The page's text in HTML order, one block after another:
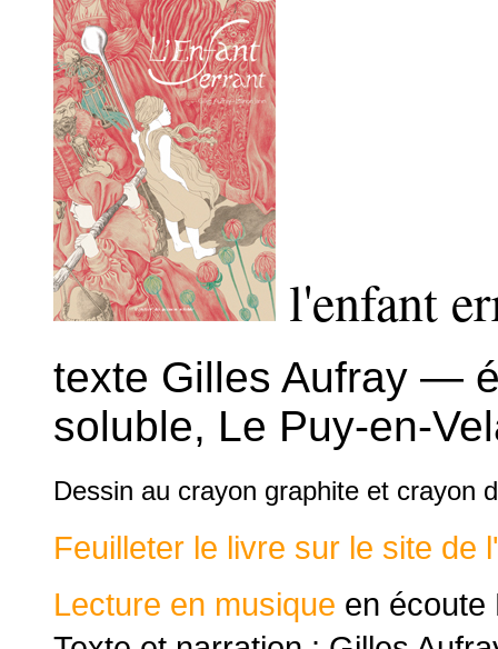
l'enfant
texte Gilles Aufray —
soluble, Le Puy-en-
Dessin au crayon graphite et
Feuilleter le livre sur le site de
Lecture en musique en écoute